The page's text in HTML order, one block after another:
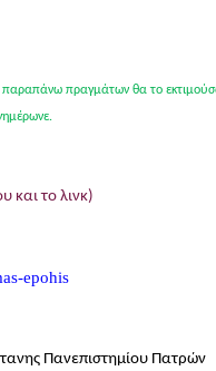
πραγμάτων θα το
και το λινκ)
epohis
Πανεπιστημίου Πατρών